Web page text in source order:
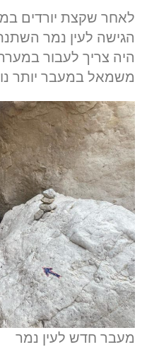
לאחר שקצת יורדים
הגישה לעין נמר
היה צריך לעבור
משמאל במעבר יותר
מעבר חדש לעין נמר